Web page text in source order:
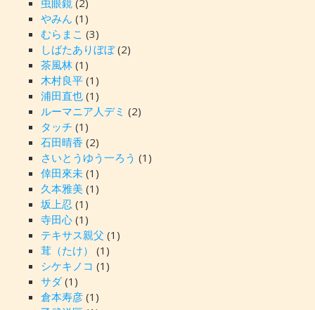
虫眼鏡(2)
やみん (1)
むらまこ (3)
しばたありぼぼ(2)
茶風林(1)
木村良平(1)
浦田直也(1)
ルーマニア人デミ (2)
タッチ (1)
石田晴香 (2)
さいとうゆう一ろう (1)
倖田來未(1)
久本雅美(1)
坂上忍 (1)
寺田心(1)
テキサス親父 (1)
茸（たけ）
(1)
シケキノコ (1)
サダ(1)
倉本寿彦(1)